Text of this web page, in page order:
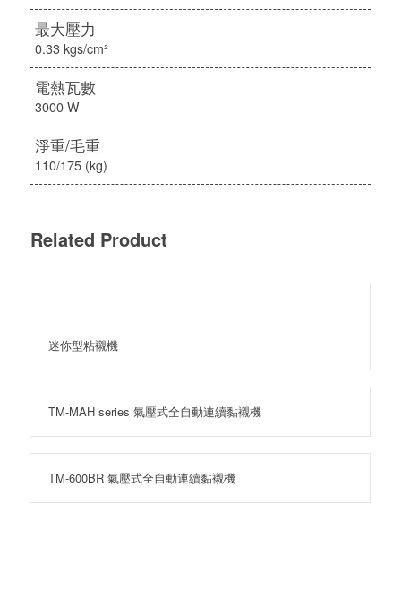
最大壓力
0.33 kgs/cm²
電熱瓦數
3000 W
淨重/毛重
110/175 (kg)
Related Product
迷你型粘襯機
TM-MAH series 氣壓式全自動連續黏襯機
TM-600BR 氣壓式全自動連續黏襯機